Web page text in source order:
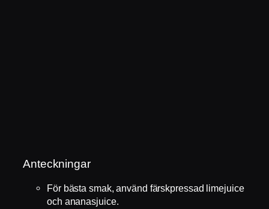
Anteckningar
För bästa smak, använd färskpressad limejuice
och ananasjuice.